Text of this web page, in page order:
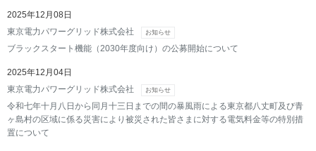
2025年12月08日
東京電力パワーグリッド株式会社
お知らせ
ブラックスタート機能（2030年度向け）の公募開始について
2025年12月04日
東京電力パワーグリッド株式会社
お知らせ
令和七年十月八日から同月十三日までの間の暴風雨による東京都八丈町及び青
ヶ島村の区域に係る災害により被災された皆さまに対する電気料金等の特別措
置について